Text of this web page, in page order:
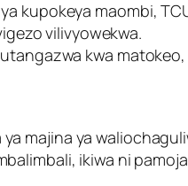
ya kupokeya maombi,
vilivyowekwa.
kwa
majina ya
ikiwa ni